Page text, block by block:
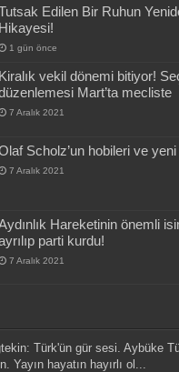
Edilen Bir Ruhun
Hikayesi!
1 gün önce
Kiralık vekil dönemi bitiyor!
Mart’ta mecliste
7 Aralık 2021
Scholz’un hobileri ve
7 Aralık 2021
Hareketinin önemli
parti kurdu!
7 Aralık 2021
Türk'ün gür sesi. Aybüke
Yayın hayatın hayırlı ol...